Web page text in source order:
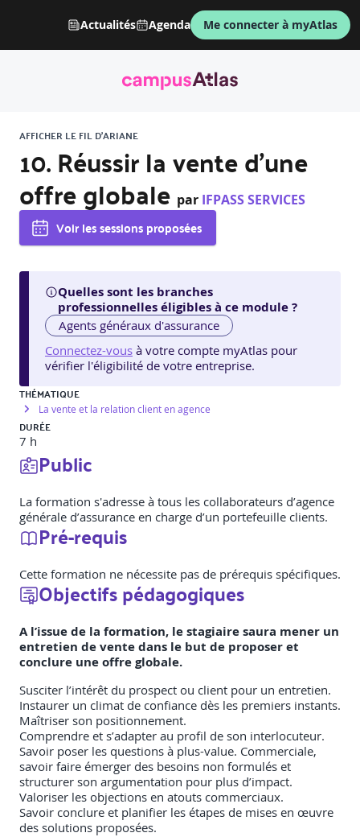
Actualités Agenda Me connecter à myAtlas
AFFICHER LE FIL D'ARIANE
10. Réussir la vente d’une
offre globale par IFPASS SERVICES
Voir les sessions proposées
Quelles sont les branches
professionnelles éligibles à ce module ?
Agents généraux d'assurance
Connectez-vous à votre compte myAtlas pour
vérifier l'éligibilité de votre entreprise.
THÉMATIQUE
La vente et la relation client en agence
DURÉE
7 h
Public
La formation s'adresse à tous les collaborateurs d’agence
générale d’assurance en charge d’un portefeuille clients.
Pré-requis
Cette formation ne nécessite pas de prérequis spécifiques.
Objectifs pédagogiques
A l’issue de la formation, le stagiaire saura mener un
entretien de vente dans le but de proposer et
conclure une offre globale.
Susciter l’intérêt du prospect ou client pour un entretien.
Instaurer un climat de confiance dès les premiers instants.
Maîtriser son positionnement.
Comprendre et s’adapter au profil de son interlocuteur.
Savoir poser les questions à plus-value. Commerciale,
savoir faire émerger des besoins non formulés et
structurer son argumentation pour plus d’impact.
Valoriser les objections en atouts commerciaux.
Savoir conclure et planifier les étapes de mises en œuvre
des solutions proposées.